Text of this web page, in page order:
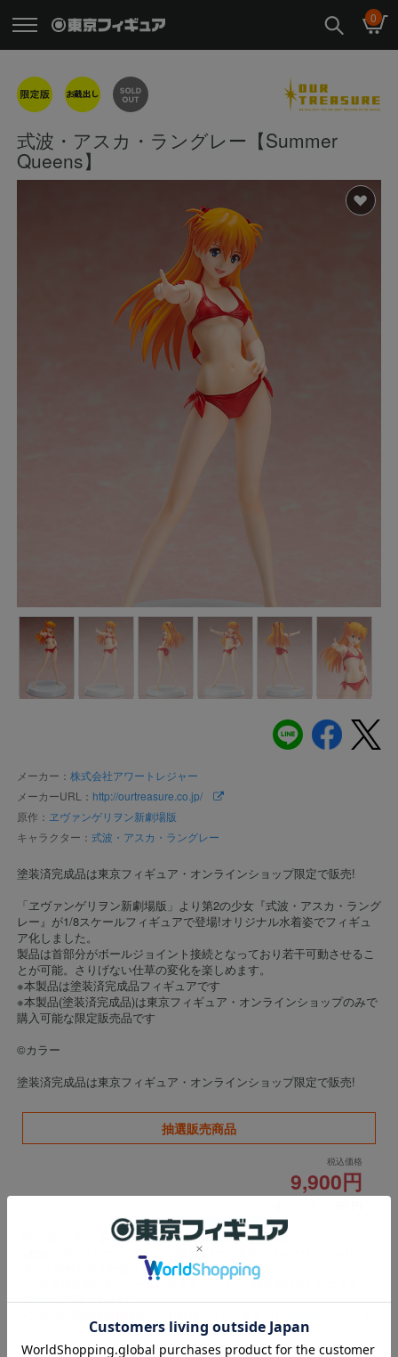
0
式波・アスカ・ラングレー【Summer
Queens】
メーカー： 株式会社アワートレジャー
メーカーURL： http://ourtreasure.co.jp/
原作： ヱヴァンゲリヲン新劇場版
キャラクター： 式波・アスカ・ラングレー
塗装済完成品は東京フィギュア・オンラインショップ限定で販売!
「ヱヴァンゲリヲン新劇場版」より第2の少女『式波・アスカ・ラング
レー』が1/8スケールフィギュアで登場!オリジナル水着姿でフィギュ
ア化しました。
製品は首部分がボールジョイント接続となっており若干可動させるこ
とが可能。さりげない仕草の変化を楽しめます。
※本製品は塗装済完成品フィギュアです
※本製品(塗装済完成品)は東京フィギュア・オンラインショップのみで
購入可能な限定販売品です
©カラー
塗装済完成品は東京フィギュア・オンラインショップ限定で販売!
抽選販売商品
税込価格
9,900円
申し訳ございませんが、只今品切れ中です。
おひとり様1個まで
す。上限数を超え数量はキャンセル扱いとなります。
※ご注文確定後のキャンセルにおきましては、一切お受け致しかねますの
で予めご了承ください。